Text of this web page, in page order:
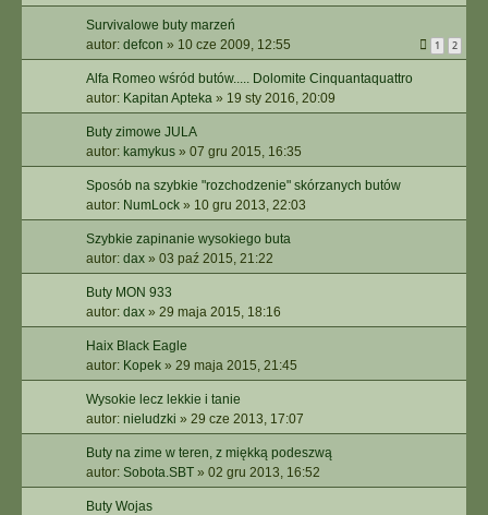
Survivalowe buty marzeń
autor: defcon » 10 cze 2009, 12:55 1 2
Alfa Romeo wśród butów..... Dolomite Cinquantaquattro
autor: Kapitan Apteka » 19 sty 2016, 20:09
Buty zimowe JULA
autor: kamykus » 07 gru 2015, 16:35
Sposób na szybkie "rozchodzenie" skórzanych butów
autor: NumLock » 10 gru 2013, 22:03
Szybkie zapinanie wysokiego buta
autor: dax » 03 paź 2015, 21:22
Buty MON 933
autor: dax » 29 maja 2015, 18:16
Haix Black Eagle
autor: Kopek » 29 maja 2015, 21:45
Wysokie lecz lekkie i tanie
autor: nieludzki » 29 cze 2013, 17:07
Buty na zime w teren, z miękką podeszwą
autor: Sobota.SBT » 02 gru 2013, 16:52
Buty Wojas